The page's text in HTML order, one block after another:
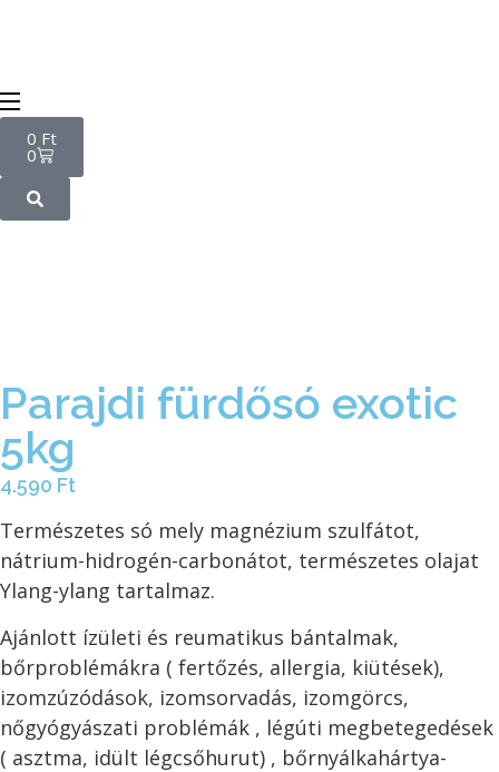
0 Ft
0
Parajdi fürdősó exotic
5kg
4.590 Ft
Természetes só mely magnézium szulfátot,
nátrium-hidrogén-carbonátot, természetes olajat
Ylang-ylang tartalmaz.
Ajánlott ízületi és reumatikus bántalmak,
bőrproblémákra ( fertőzés, allergia, kiütések),
izomzúzódások, izomsorvadás, izomgörcs,
nőgyógyászati problémák , légúti megbetegedések
( asztma, idült légcsőhurut) , bőrnyálkahártya-